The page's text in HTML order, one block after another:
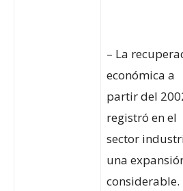
– La
económica a
partir del
registró en el
sector
una
considerable.